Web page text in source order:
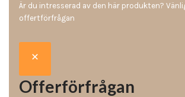
Är du intresserad av den här produkten?
offertförfrågan
Offerförfrågan